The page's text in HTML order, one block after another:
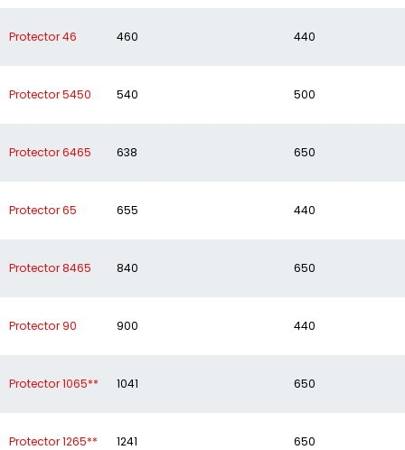
Protector 46 460 440
Protector 5450 540 500
Protector 6465 638 650
Protector 65 655 440
Protector 8465 840 650
Protector 90 900 440
Protector 1065** 1041 650
Protector 1265** 1241 650